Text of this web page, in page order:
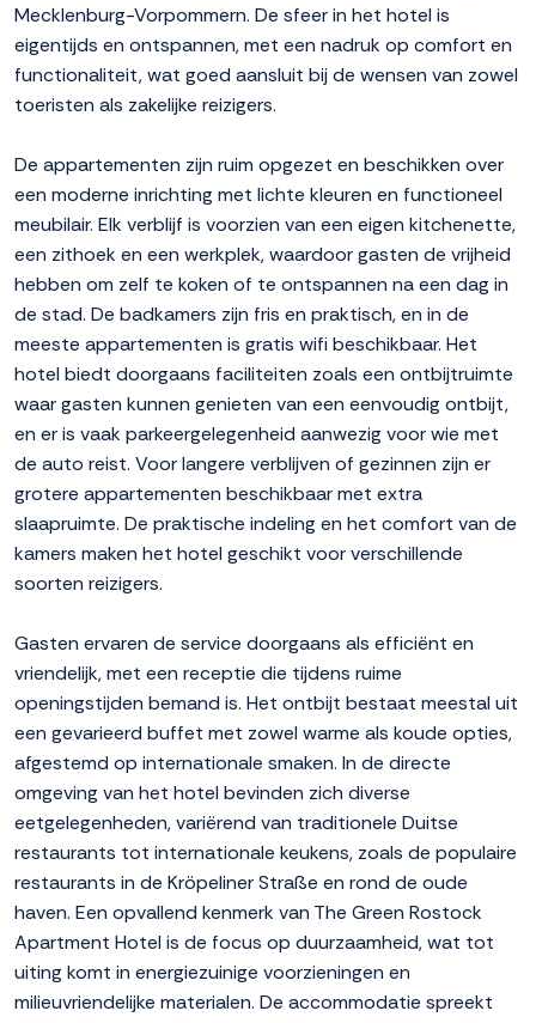
Mecklenburg-Vorpommern. De sfeer in het hotel is
eigentijds en ontspannen, met een nadruk op comfort en
functionaliteit, wat goed aansluit bij de wensen van zowel
toeristen als zakelijke reizigers.
De appartementen zijn ruim opgezet en beschikken over
een moderne inrichting met lichte kleuren en functioneel
meubilair. Elk verblijf is voorzien van een eigen kitchenette,
een zithoek en een werkplek, waardoor gasten de vrijheid
hebben om zelf te koken of te ontspannen na een dag in
de stad. De badkamers zijn fris en praktisch, en in de
meeste appartementen is gratis wifi beschikbaar. Het
hotel biedt doorgaans faciliteiten zoals een ontbijtruimte
waar gasten kunnen genieten van een eenvoudig ontbijt,
en er is vaak parkeergelegenheid aanwezig voor wie met
de auto reist. Voor langere verblijven of gezinnen zijn er
grotere appartementen beschikbaar met extra
slaapruimte. De praktische indeling en het comfort van de
kamers maken het hotel geschikt voor verschillende
soorten reizigers.
Gasten ervaren de service doorgaans als efficiënt en
vriendelijk, met een receptie die tijdens ruime
openingstijden bemand is. Het ontbijt bestaat meestal uit
een gevarieerd buffet met zowel warme als koude opties,
afgestemd op internationale smaken. In de directe
omgeving van het hotel bevinden zich diverse
eetgelegenheden, variërend van traditionele Duitse
restaurants tot internationale keukens, zoals de populaire
restaurants in de Kröpeliner Straße en rond de oude
haven. Een opvallend kenmerk van The Green Rostock
Apartment Hotel is de focus op duurzaamheid, wat tot
uiting komt in energiezuinige voorzieningen en
milieuvriendelijke materialen. De accommodatie spreekt